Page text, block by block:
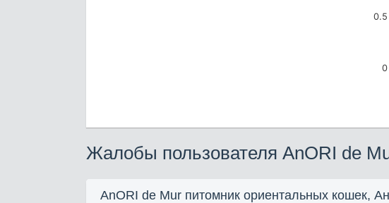
0
0.5
Жалобы пользователя AnORI de
AnORI de Mur питомник ориентальных кошек,